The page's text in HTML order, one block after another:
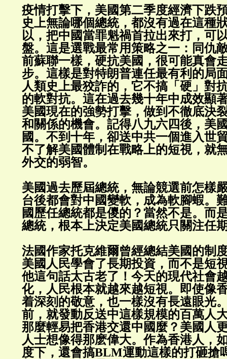
疫情打擊下，美國第二季度經濟下跌
史上無論哪個總統，都沒有過在這種
以，把中國當罪魁禍首拉出來打，可
盤。這是選戰最常用策略之一：同仇
前蘇聯一樣，硬抗美國，很可能真會
步。這樣是對特朗普連任最有利的局
人類史上最狡詐的，它不搞「硬」對
的軟對抗。這在過去幾十年中成效顯
美國現在的強勢打擊，做到不徹底決
和關係的機會。記得八九六四後，美
國。不到十年，卻送中共一個進入世
不了解美國體制在戰略上的短視，就
外交的弱智。
美國過去歷屆總統，無論競選前怎樣
台後都會對中國變軟，成為軟腳蝦。
國歷任總統都是儍的？當然不是。而
總統，根本上決定美國總統只關注任
法國作家托克維爾曾經總結美國的制
美國人民學會了長期投資，而不是短
他這句話太古老了！今天的現代社會
化，人民根本就越來越短視。即使像
着深刻的敬意，也一樣沒有長遠眼光
前，就發動反送中這樣規模的百萬人
那麼輕易把香港交還中國麼？美國人
人士想像得那麽偉大。作為香港人，
度下，還會搞BLM運動這樣的打砸搶